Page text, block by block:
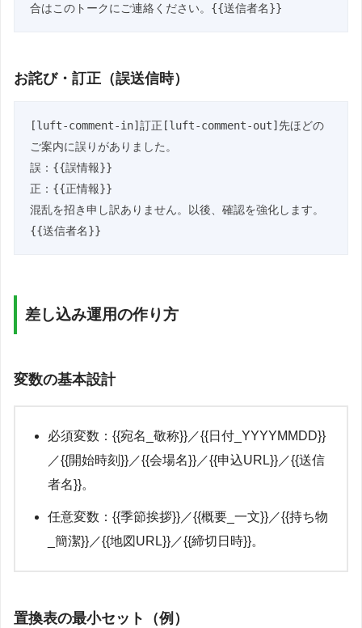
合はこのトークにご連絡ください。{{送信者名}}
お詫び・訂正（誤送信時）
[luft-comment-in]訂正[luft-comment-out]先ほどの
ご案内に誤りがありました。
誤：{{誤情報}}
正：{{正情報}}
混乱を招き申し訳ありません。以後、確認を強化します。
{{送信者名}}
差し込み運用の作り方
変数の基本設計
必須変数：{{宛名_敬称}}／{{日付_YYYYMMDD}}
／{{開始時刻}}／{{会場名}}／{{申込URL}}／{{送信
者名}}。
任意変数：{{季節挨拶}}／{{概要_一文}}／{{持ち物
_簡潔}}／{{地図URL}}／{{締切日時}}。
置換表の最小セット（例）